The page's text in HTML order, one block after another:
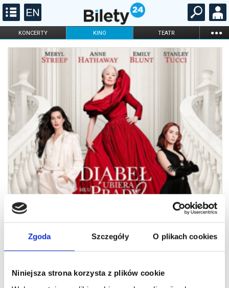
Zgoda Szczegóły O plikach cookies
Niniejsza strona korzysta z plików cookie
KONCERTY KINO TEATR ...
FILHARMONIA OPERA I BALET
STAND-UP
DLA DZIECI
ONLINE KARNETY